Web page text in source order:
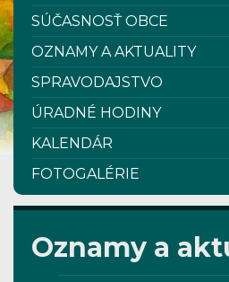
Oznamy a
SÚČASNOSŤ OBCE
OZNAMY A AKTUALITY
SPRAVODAJSTVO
ÚRADNÉ HODINY
KALENDÁR
FOTOGALÉRIE